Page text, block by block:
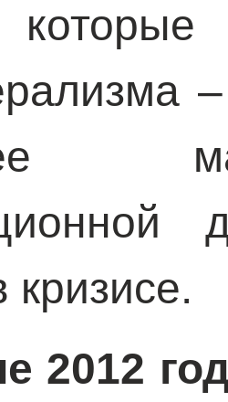
кризисе.
2012